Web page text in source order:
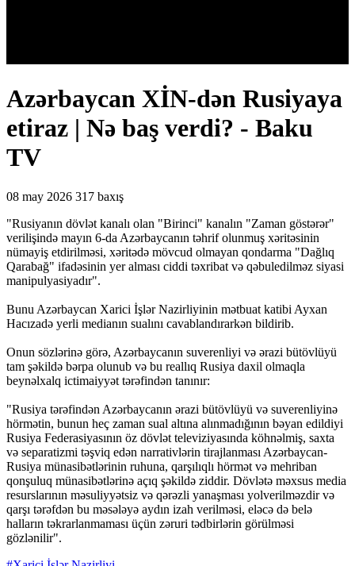
Azərbaycan XİN-dən Rusiyaya
etiraz | Nə baş verdi? - Baku
TV
08 may 2026 317 baxış
"Rusiyanın dövlət kanalı olan "Birinci" kanalın "Zaman göstərər"
verilişində mayın 6-da Azərbaycanın təhrif olunmuş xəritəsinin
nümayiş etdirilməsi, xəritədə mövcud olmayan qondarma "Dağlıq
Qarabağ" ifadəsinin yer alması ciddi təxribat və qəbuledilməz siyasi
manipulyasiyadır".
Bunu Azərbaycan Xarici İşlər Nazirliyinin mətbuat katibi Ayxan
Hacızadə yerli medianın sualını cavablandırarkən bildirib.
Onun sözlərinə görə, Azərbaycanın suverenliyi və ərazi bütövlüyü
tam şəkildə bərpa olunub və bu reallıq Rusiya daxil olmaqla
beynəlxalq ictimaiyyət tərəfindən tanınır:
"Rusiya tərəfindən Azərbaycanın ərazi bütövlüyü və suverenliyinə
hörmətin, bunun heç zaman sual altına alınmadığının bəyan edildiyi
Rusiya Federasiyasının öz dövlət televiziyasında köhnəlmiş, saxta
və separatizmi təşviq edən narrativlərin tirajlanması Azərbaycan-
Rusiya münasibətlərinin ruhuna, qarşılıqlı hörmət və mehriban
qonşuluq münasibətlərinə açıq şəkildə ziddir. Dövlətə məxsus media
resurslarının məsuliyyətsiz və qərəzli yanaşması yolverilməzdir və
qarşı tərəfdən bu məsələyə aydın izah verilməsi, eləcə də belə
halların təkrarlanmaması üçün zəruri tədbirlərin görülməsi
gözlənilir".